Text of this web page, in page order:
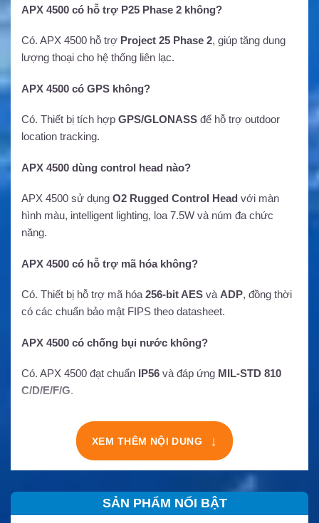
APX 4500 có hỗ trợ P25 Phase 2 không?
Có. APX 4500 hỗ trợ Project 25 Phase 2, giúp tăng dung
lượng thoại cho hệ thống liên lạc.
APX 4500 có GPS không?
Có. Thiết bị tích hợp GPS/GLONASS để hỗ trợ outdoor
location tracking.
APX 4500 dùng control head nào?
APX 4500 sử dụng O2 Rugged Control Head với màn
hình màu, intelligent lighting, loa 7.5W và núm đa chức
năng.
APX 4500 có hỗ trợ mã hóa không?
Có. Thiết bị hỗ trợ mã hóa 256-bit AES và ADP, đồng thời
có các chuẩn bảo mật FIPS theo datasheet.
APX 4500 có chống bụi nước không?
Có. APX 4500 đạt chuẩn IP56 và đáp ứng MIL-STD 810
C/D/E/F/G.
XEM THÊM NỘI DUNG ↓
SẢN PHẨM NỔI BẬT